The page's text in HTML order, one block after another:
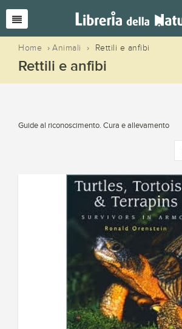
Home › Animali › Rettili e anfibi
Rettili e anfibi
Guide al riconoscimento. Cura e allevamento